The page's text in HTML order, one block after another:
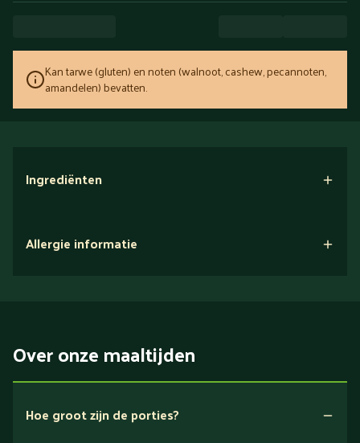
Kan tarwe (gluten) en noten (walnoot, cashew, pecannoten,
amandelen) bevatten.
Ingrediënten
Allergie informatie
Over onze maaltijden
Hoe groot zijn de porties?